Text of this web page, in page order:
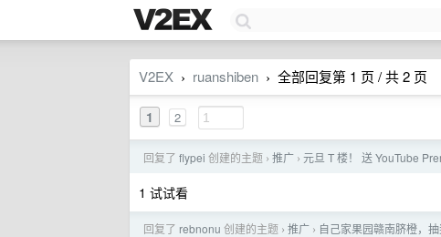
V2EX › ruanshiben › 全部回复第 1 页 / 共 2 页
1 2
回复了 flypei 创建的主题 › 推广 › 元旦 T 楼！ 送 YouTube
1 试试看
回复了 rebnonu 创建的主题 › 推广 › 自己家果园赣南脐橙，抽